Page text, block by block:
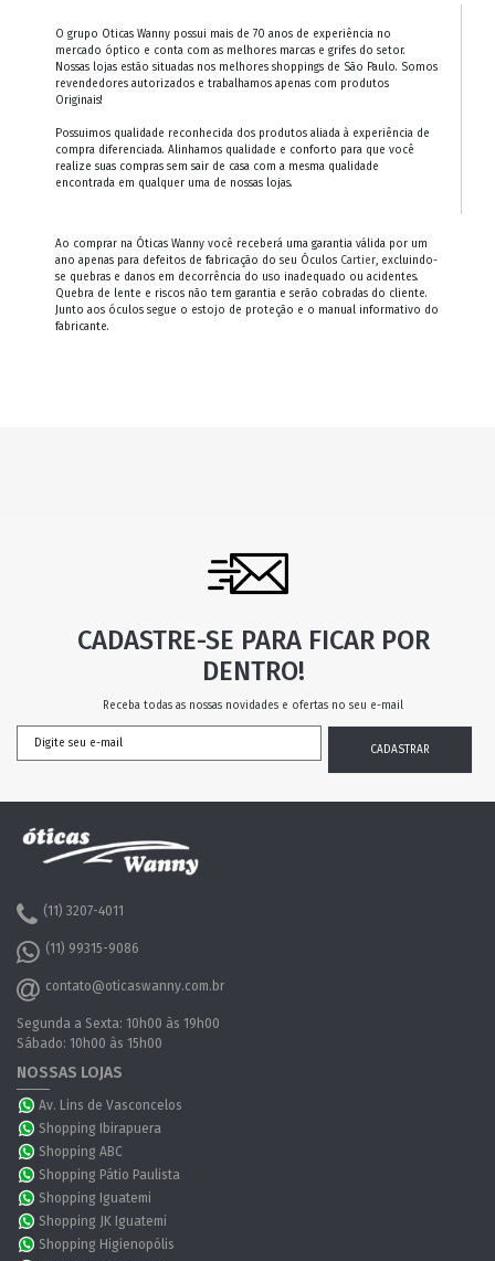
O grupo Oticas Wanny possui mais de 70 anos de experiência no
mercado óptico e conta com as melhores marcas e grifes do setor.
Nossas lojas estão situadas nos melhores shoppings de São Paulo. Somos
revendedores autorizados e trabalhamos apenas com produtos
Originais!
Possuimos qualidade reconhecida dos produtos aliada à experiência de
compra diferenciada. Alinhamos qualidade e conforto para que você
realize suas compras sem sair de casa com a mesma qualidade
encontrada em qualquer uma de nossas lojas.
Ao comprar na Óticas Wanny você receberá uma garantia válida por um
ano apenas para defeitos de fabricação do seu Óculos Cartier, excluindo-
se quebras e danos em decorrência do uso inadequado ou acidentes.
Quebra de lente e riscos não tem garantia e serão cobradas do cliente.
Junto aos óculos segue o estojo de proteção e o manual informativo do
fabricante.
CADASTRE-SE PARA FICAR POR
DENTRO!
Receba todas as nossas novidades e ofertas no seu e-mail
(11) 3207-4011
(11) 99315-9086
contato@oticaswanny.com.br
Segunda a Sexta: 10h00 às 19h00
Sábado: 10h00 às 15h00
NOSSAS LOJAS
Av. Lins de Vasconcelos
Shopping Ibirapuera
Shopping ABC
Shopping Pátio Paulista
Shopping Iguatemi
Shopping JK Iguatemi
Shopping Higienopólis